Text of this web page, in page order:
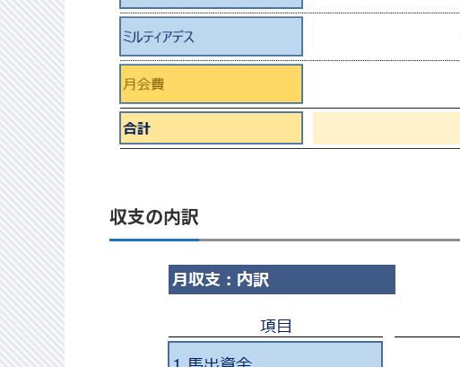
収支の内訳